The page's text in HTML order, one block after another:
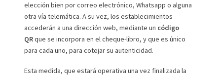
elección bien por correo electrónico, Whatsapp o alguna
otra vía telemática. A su vez, los establecimientos
accederán a una dirección web, mediante un código
QRque se incorpora en el cheque-libro, y que es único
para cada uno, para cotejar su autenticidad.
Esta medida, que estará operativa una vez finalizada la